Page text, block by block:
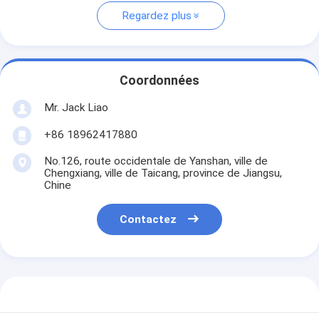
Regardez plus
Coordonnées
Mr. Jack Liao
+86 18962417880
No.126, route occidentale de Yanshan, ville de
Chengxiang, ville de Taicang, province de Jiangsu,
Chine
Contactez